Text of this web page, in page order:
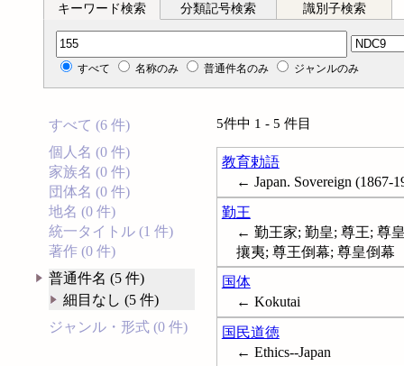
キーワード検索 分類記号検索 識別子検索
分類記号検索
すべて 名称のみ 普通件名のみ ジャンルのみ
すべて (6 件)
個人名 (0 件)
家族名 (0 件)
団体名 (0 件)
地名 (0 件)
統一タイトル (1 件)
著作 (0 件)
普通件名 (5 件)
細目なし (5 件)
ジャンル・形式 (0 件)
5件中 1 - 5 件目
教育勅語
← Japan. Sovereign (1867-
勤王
← 勤王家; 勤皇; 尊王; 尊
攘夷; 尊王倒幕; 尊皇倒幕
国体
← Kokutai
国民道徳
← Ethics--Japan